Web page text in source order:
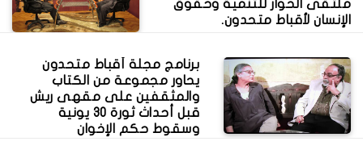
ملتقى الحوار للتنمية وحقوق
الإنسان لأقباط متحدون.
برنامج مجلة أقباط متحدون
يحاور مجموعة من الكتاب
والمثقفين على مقهى ريش
قبل أحداث ثورة 30 يونية
وسقوط حكم الإخوان